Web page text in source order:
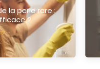
la perle rare :
?